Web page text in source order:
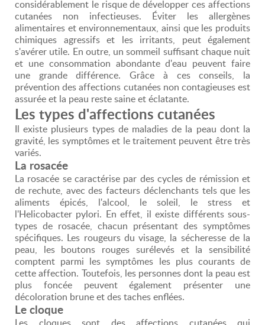
considérablement le risque de développer ces affections
cutanées non infectieuses. Éviter les allergènes
alimentaires et environnementaux, ainsi que les produits
chimiques agressifs et les irritants, peut également
s'avérer utile. En outre, un sommeil suffisant chaque nuit
et une consommation abondante d'eau peuvent faire
une grande différence. Grâce à ces conseils, la
prévention des affections cutanées non contagieuses est
assurée et la peau reste saine et éclatante.
Les types d'affections cutanées
Il existe plusieurs types de maladies de la peau dont la
gravité, les symptômes et le traitement peuvent être très
variés.
La rosacée
La rosacée se caractérise par des cycles de rémission et
de rechute, avec des facteurs déclenchants tels que les
aliments épicés, l'alcool, le soleil, le stress et
l'Helicobacter pylori. En effet, il existe différents sous-
types de rosacée, chacun présentant des symptômes
spécifiques. Les rougeurs du visage, la sécheresse de la
peau, les boutons rouges surélevés et la sensibilité
comptent parmi les symptômes les plus courants de
cette affection. Toutefois, les personnes dont la peau est
plus foncée peuvent également présenter une
décoloration brune et des taches enflées.
Le cloque